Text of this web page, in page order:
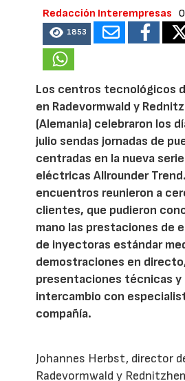
Redacción Interempresas
1853
Los centros tecnológicos
en Radevormwald y
(Alemania) celebraron los
julio sendas jornadas de
centradas en la nueva
eléctricas Allrounder
encuentros reunieron a
clientes, que pudieron
mano las prestaciones de
de inyectoras estándar
demostraciones en
presentaciones técnicas y
intercambio con
compañía.
Johannes Herbst, director
Radevormwald y